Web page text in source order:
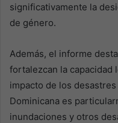
significativamente la
de género.
Además, el informe
fortalezcan la capacidad
impacto de los
Dominicana es
inundaciones y otros